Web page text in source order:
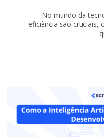
No mundo da
eficiência são cruciais,